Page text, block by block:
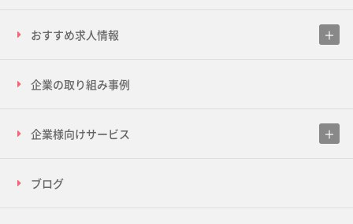
おすすめ求人情報
企業の取り組み事例
企業様向けサービス
ブログ